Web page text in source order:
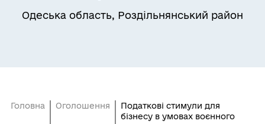
Одеська область, Роздільнянський район
Головна Оголошення
Податкові стимули для
бізнесу в умовах воєнного